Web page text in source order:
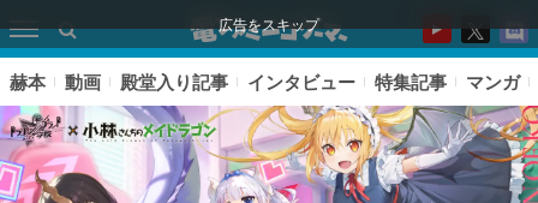
広告をスキップ
赫本 動画 殿堂入り記事 インタビュー 特集記事 マンガ